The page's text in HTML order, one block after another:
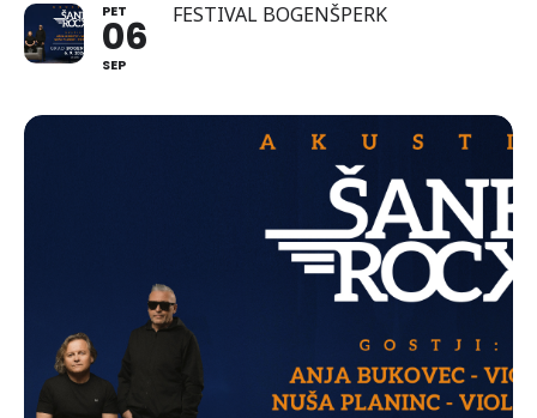
PET
06
SEP
FESTIVAL BOGENŠPERK